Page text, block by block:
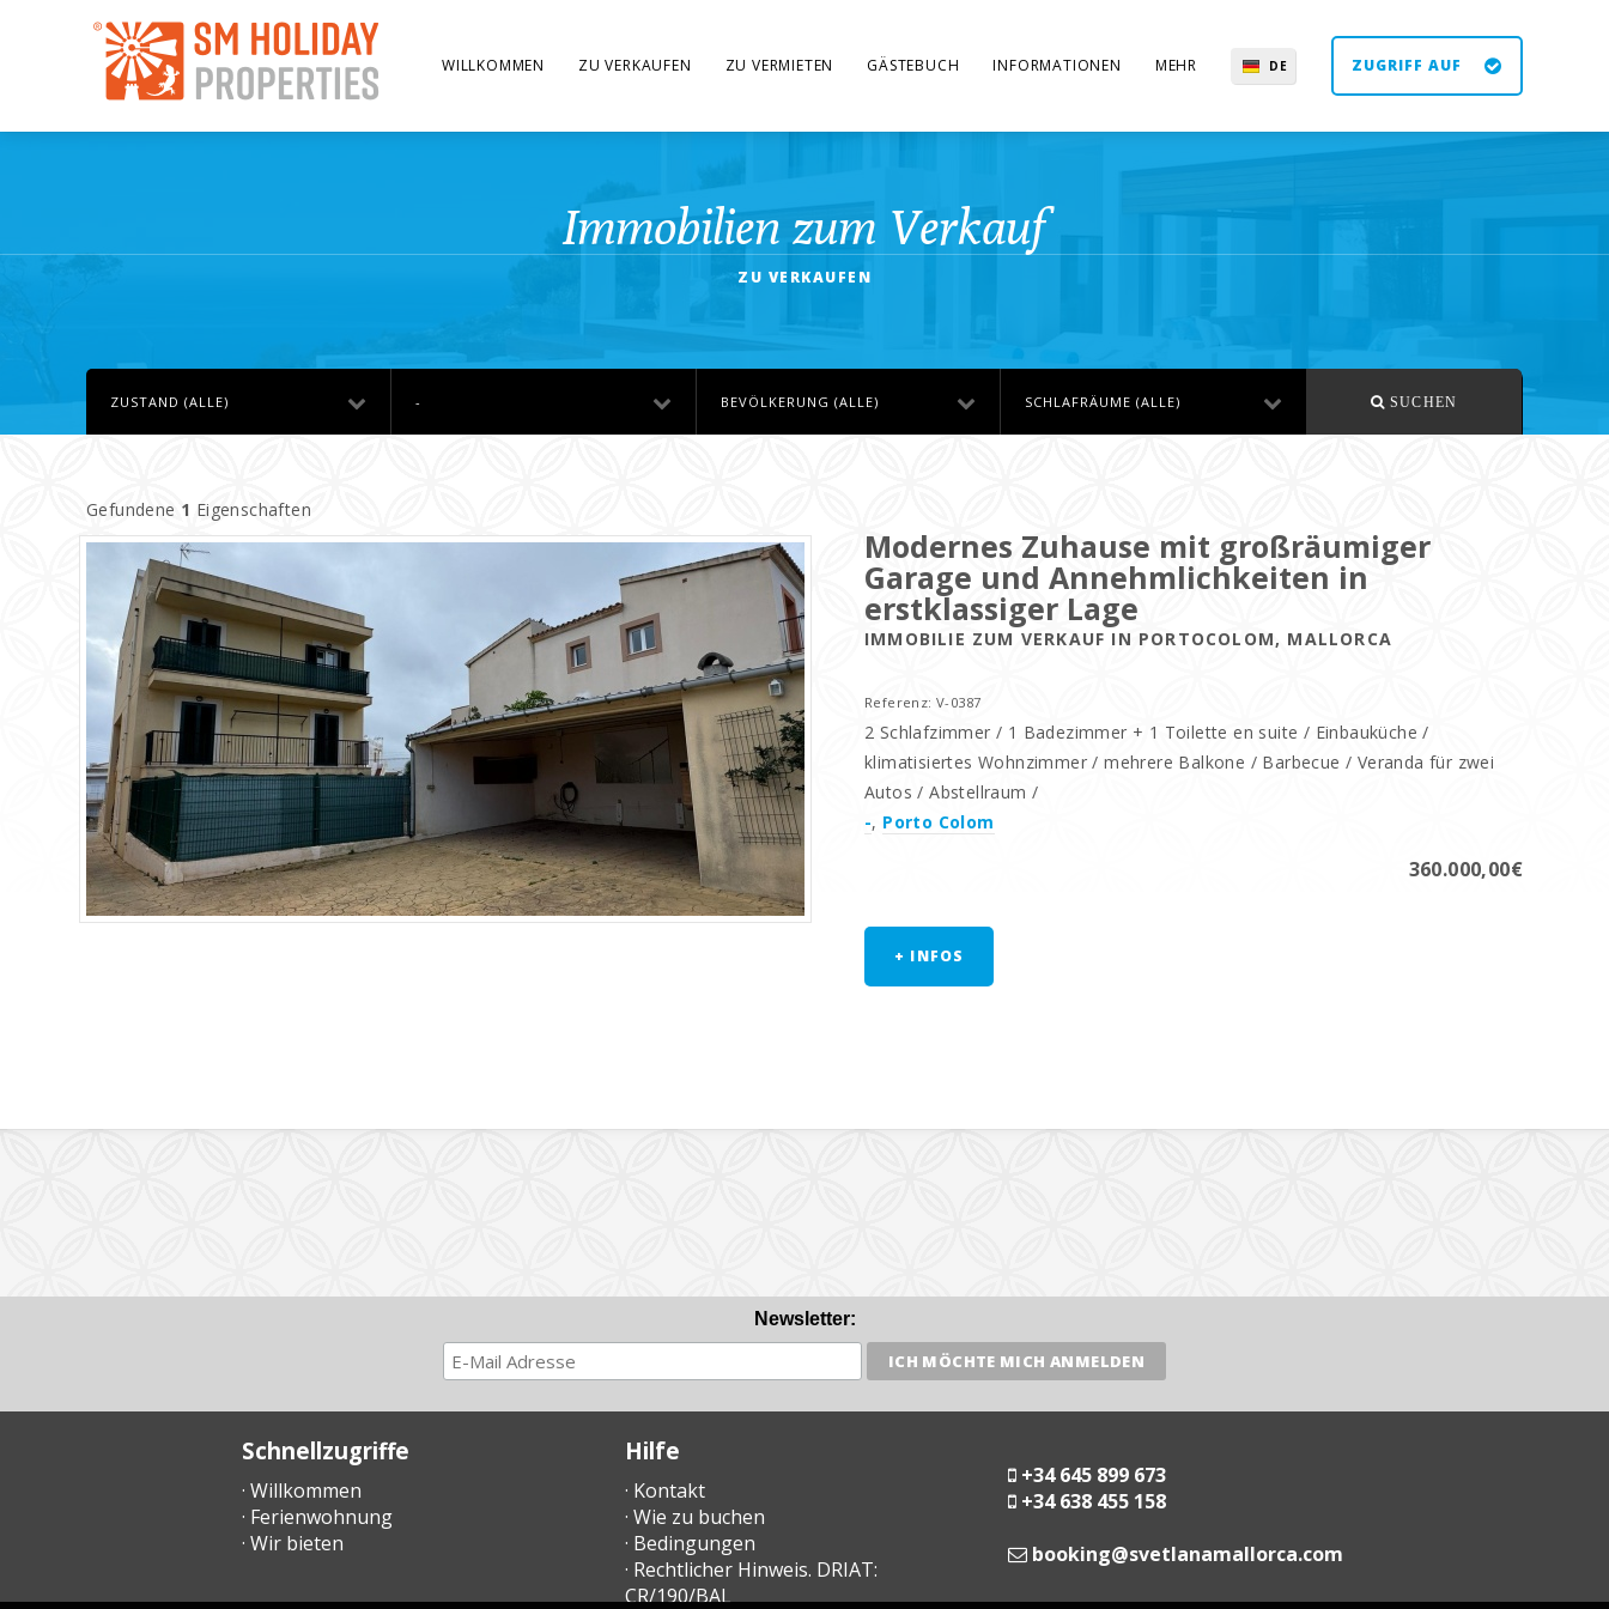
WILLKOMMEN ZU VERKAUFEN ZU VERMIETEN GÄSTEBUCH INFORMATIONEN MEHR DE ZUGRIFF AUF
Immobilien zum Verkauf
ZU VERKAUFEN
ZUSTAND (ALLE) - BEVÖLKERUNG (ALLE) SCHLAFRÄUME (ALLE) SUCHEN
Gefundene 1 Eigenschaften
Modernes Zuhause mit großräumiger
Garage und Annehmlichkeiten in
erstklassiger Lage
IMMOBILIE ZUM VERKAUF IN PORTOCOLOM, MALLORCA
Referenz: V-0387
2 Schlafzimmer / 1 Badezimmer + 1 Toilette en suite / Einbauküche /
klimatisiertes Wohnzimmer / mehrere Balkone / Barbecue / Veranda für zwei
Autos / Abstellraum /
-, Porto Colom
360.000,00€
+ INFOS
Newsletter:
Schnellzugriffe
· Willkommen
· Ferienwohnung
· Wir bieten
Hilfe
· Kontakt
· Wie zu buchen
· Bedingungen
· Rechtlicher Hinweis. DRIAT:
CR/190/BAL
+34 645 899 673
+34 638 455 158
moc.acrollamanaltevs@gnikoob